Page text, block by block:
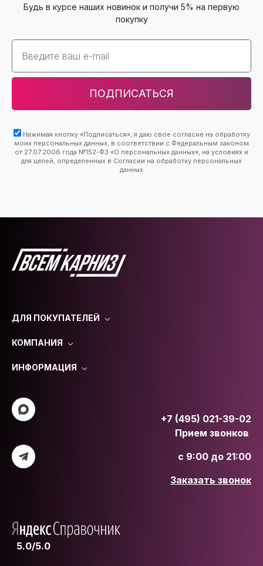
Будь в курсе наших новинок и получи 5% на первую
покупку
Email
ПОДПИСАТЬСЯ
Нажимая кнопку «Подписаться», я даю свое согласие на обработку
моих персональных данных, в соответствии с Федеральным законом
от 27.07.2006 года №152-ФЗ «О персональных данных», на условиях и
для целей, определенных в Согласии на обработку персональных
данных
ДЛЯ ПОКУПАТЕЛЕЙ
КОМПАНИЯ
ИНФОРМАЦИЯ
+7 (495) 021-39-02
Прием звонков
с 9:00 до 21:00
Заказать звонок
5.0/5.0